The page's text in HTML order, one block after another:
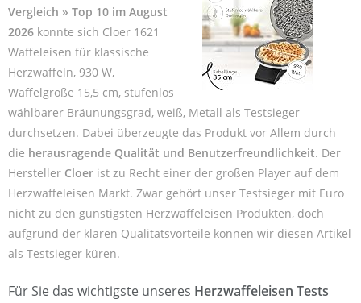
Vergleich » Top 10 im August
2026 konnte sich Cloer 1621
Waffeleisen für klassische
Herzwaffeln, 930 W,
Waffelgröße 15,5 cm, stufenlos
wählbarer Bräunungsgrad, weiß, Metall als Testsieger
durchsetzen. Dabei überzeugte das Produkt vor Allem durch
die herausragende Qualität und Benutzerfreundlichkeit. Der
Hersteller Cloer ist zu Recht einer der großen Player auf dem
Herzwaffeleisen Markt. Zwar gehört unser Testsieger mit Euro
nicht zu den günstigsten Herzwaffeleisen Produkten, doch
aufgrund der klaren Qualitätsvorteile können wir diesen Artikel
als Testsieger küren.
Für Sie das wichtigste unseres Herzwaffeleisen Tests